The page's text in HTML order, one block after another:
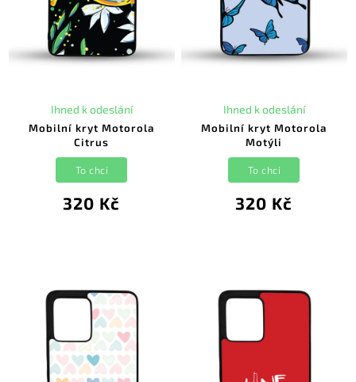
Mobilní kryt Motorola
Citrus
Ihned k odeslání
320 Kč
To chci
Mobilní kryt Motorola
Motýli
Ihned k odeslání
320 Kč
To chci